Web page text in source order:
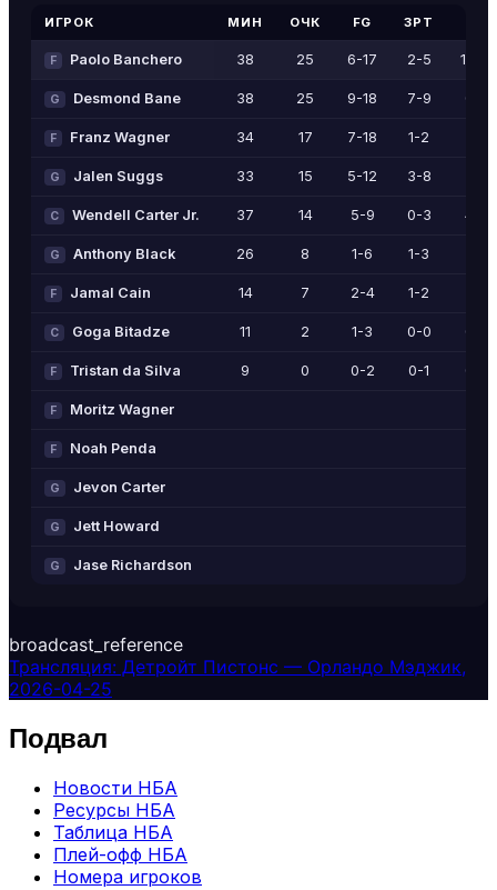
ИГРОК МИН ОЧК FG 3PT
F Paolo Banchero 38 25 6-17 2-5 11-14
G Desmond Bane 38 25 9-18 7-9 0-0
F Franz Wagner 34 17 7-18 1-2
G Jalen Suggs 33 15 5-12 3-8
C Wendell Carter Jr. 37 14 5-9 0-3 4-5
G Anthony Black 26 8 1-6 1-3
F Jamal Cain 14 7 2-4 1-2
C Goga Bitadze 11 2 1-3 0-0 0-0
F Tristan da Silva 9 0 0-2 0-1 0-0
F Moritz Wagner
F Noah Penda
G Jevon Carter
G Jett Howard
G Jase Richardson
broadcast_reference
Трансляция: Детройт Пистонс — Орландо Мэджик,
2026-04-25
Подвал
Новости НБА
Ресурсы НБА
Таблица НБА
Плей-офф НБА
Номера игроков